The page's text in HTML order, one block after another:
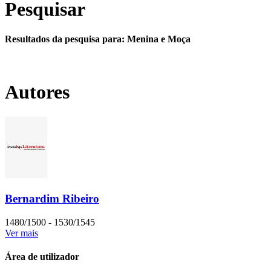
Pesquisar
Resultados da pesquisa para: Menina e Moça
Autores
Bernardim Ribeiro
1480/1500 - 1530/1545
Ver mais
Área de utilizador